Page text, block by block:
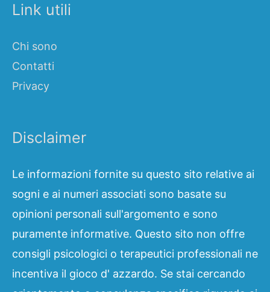
Link utili
Chi sono
Contatti
Privacy
Disclaimer
Le informazioni fornite su questo sito relative ai
sogni e ai numeri associati sono basate su
opinioni personali sull'argomento e sono
puramente informative. Questo sito non offre
consigli psicologici o terapeutici professionali ne
incentiva il gioco d' azzardo. Se stai cercando